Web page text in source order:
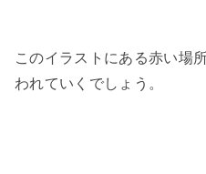
このイラストにある赤い場
われていくでしょう。